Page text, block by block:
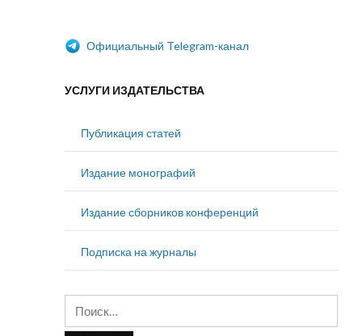
Официальный Telegram-канал
УСЛУГИ ИЗДАТЕЛЬСТВА
Публикация статей
Издание монографий
Издание сборников конференций
Подписка на журналы